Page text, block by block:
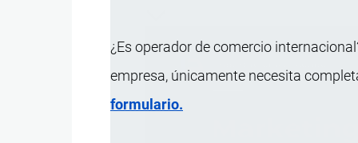
¿Es operador de comercio
empresa, únicamente necesita
formulario.